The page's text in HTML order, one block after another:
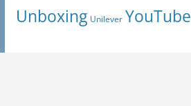
Unboxing Unilever YouTube